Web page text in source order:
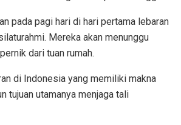
pada pagi hari di hari pertama lebaran
Mereka akan menunggu
dari tuan rumah.
di Indonesia yang memiliki makna
tujuan utamanya menjaga tali